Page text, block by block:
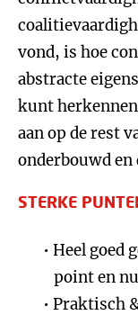
vond, is hoe
abstracte
kunt
aan op de rest
onderbouwd en
STERKE
Heel goed
point en
Praktisch